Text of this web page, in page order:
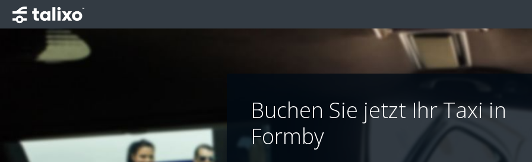
Buchen Sie jetzt Ihr Taxi in
Formby